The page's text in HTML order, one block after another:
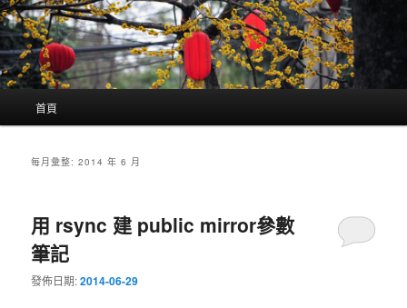
首頁
每月彙整:2014 年 6 月
用 rsync 建 public mirror參數
筆記
發佈日期:2014-06-29